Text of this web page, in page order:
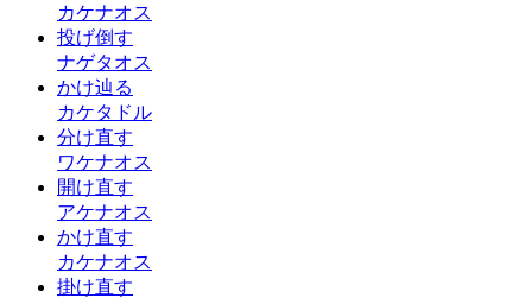
カケナオス
投げ倒す
ナゲタオス
かけ辿る
カケタドル
分け直す
ワケナオス
開け直す
アケナオス
かけ直す
カケナオス
掛け直す